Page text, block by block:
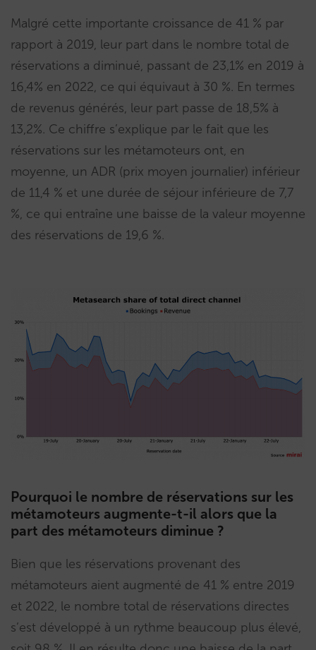
Malgré cette importante croissance de 41 % par
rapport à 2019, leur part dans le nombre total de
réservations a diminué, passant de 23,1% en 2019 à
16,4% en 2022, ce qui équivaut à 30 %. En termes
de revenus générés, leur part passe de 18,5% à
13,2%. Ce chiffre s’explique par le fait que les
réservations sur les métamoteurs ont, en
moyenne, un ADR (prix moyen journalier) inférieur
de 11,4 % et une durée de séjour inférieure de 7,7
%, ce qui entraîne une baisse de la valeur moyenne
des réservations de 19,6 %.
Pourquoi le nombre de réservations sur les
métamoteurs augmente-t-il alors que la
part des métamoteurs diminue ?
Bien que les réservations provenant des
métamoteurs aient augmenté de 41 % entre 2019
et 2022, le nombre total de réservations directes
s’est développé à un rythme beaucoup plus élevé,